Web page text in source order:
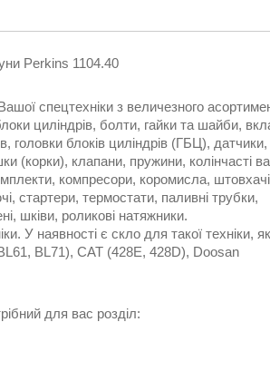
Perkins 1104.40
спецтехніки з величезного
циліндрів, болти, гайки та шайби,
головки блоків циліндрів (ГБЦ),
(корки), клапани, пружини, колінчасті
компресори, коромисла,
стартери, термостати, паливні трубки,
шківи, роликові натяжники.
У наявності є скло для такої техніки,
BL71), CAT (428E, 428D), Doosan
для вас розділ: